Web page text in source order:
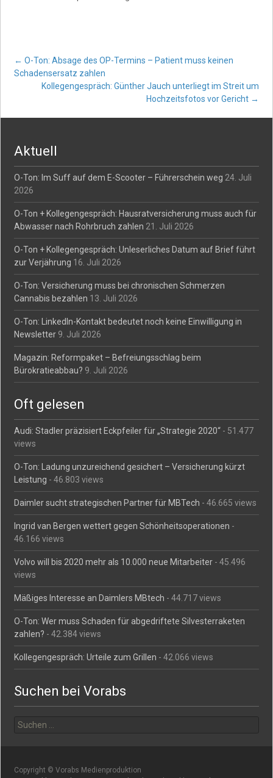
Post
navigation
← O-Ton: Absage des OP-Termins – Patient muss keinen
Schadensersatz zahlen
Kollegengespräch: Günther Jauch unterliegt im Streit um
Hochzeitsfotos vor Gericht →
Aktuell
O-Ton: Im Suff auf dem E-Scooter – Führerschein weg 24. Juli
2026
O-Ton + Kollegengespräch: Hausratversicherung muss auch für
Abwasser nach Rohrbruch zahlen 21. Juli 2026
O-Ton + Kollegengespräch: Unleserliches Datum auf Brief führt
zur Verjährung 16. Juli 2026
O-Ton: Versicherung muss bei chronischen Schmerzen
Cannabis bezahlen 13. Juli 2026
O-Ton: LinkedIn-Kontakt bedeutet noch keine Einwilligung in
Newsletter 9. Juli 2026
Magazin: Reformpaket – Befreiungsschlag beim
Bürokratieabbau? 9. Juli 2026
Oft gelesen
Audi: Stadler präzisiert Eckpfeiler für „Strategie 2020“ - 51.477
views
O-Ton: Ladung unzureichend gesichert – Versicherung kürzt
Leistung - 46.803 views
Daimler sucht strategischen Partner für MBTech - 46.665 views
Ingrid van Bergen wettert gegen Schönheitsoperationen -
46.166 views
Volvo will bis 2020 mehr als 10.000 neue Mitarbeiter - 45.496
views
Mäßiges Interesse an Daimlers MBtech - 44.717 views
O-Ton: Wer muss Schaden für abgedriftete Silvesterraketen
zahlen? - 42.384 views
Kollegengespräch: Urteile zum Grillen - 42.066 views
Suchen bei Vorabs
nach:
Copyright © Vorabs Medienproduktion